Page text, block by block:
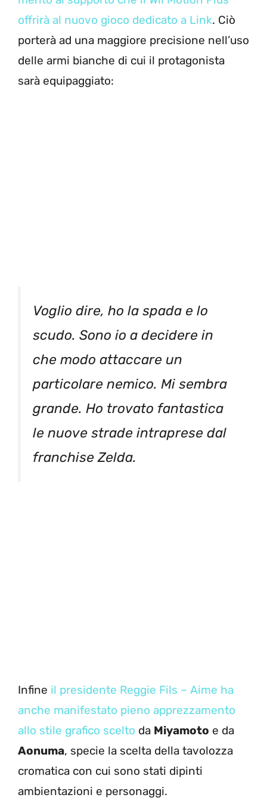
offrirà al nuovo gioco dedicato a Link. Ciò
porterà ad una maggiore precisione nell’uso
delle armi bianche di cui il protagonista
sarà equipaggiato:
Voglio dire, ho la spada e lo
scudo. Sono io a decidere in
che modo attaccare un
particolare nemico. Mi sembra
grande. Ho trovato fantastica
le nuove strade intraprese dal
franchise Zelda.
Infine il presidente Reggie Fils – Aime ha
anche manifestato pieno apprezzamento
allo stile grafico scelto da Miyamoto e da
Aonuma, specie la scelta della tavolozza
cromatica con cui sono stati dipinti
ambientazioni e personaggi.